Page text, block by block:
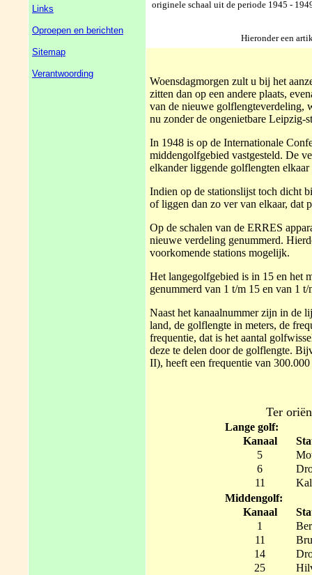
Links
Oproepen en berichten
Sitemap
Verantwoording
originele schaal uit de periode 1945 -
Hieronder een
Woensdagmorgen zult u bij het
zitten dan op een andere plaats,
van de nieuwe golflengteverdeling,
nu zonder de ongenietbare Leipzig-
In 1948 is op de Internationale
middengolfgebied vastgesteld. De
elkander liggende golflengten
Indien op de stationslijst toch dicht
of liggen dan zo ver van elkaar, dat
Op de schalen van de ERRES
nieuwe verdeling genummerd.
voorkomende stations mogelijk.
Het langegolfgebied is in 15 en het
genummerd van 1 t/m 15 en van 1
Naast het kanaalnummer zijn in de
land, de golflengte in meters, de
frequentie, dat is het aantal
deze te delen door de golflengte.
II), heeft een frequentie van
Ter
Lange golf:
Kanaal
5
6
11
Middengolf:
Kanaal
1
11
14
25